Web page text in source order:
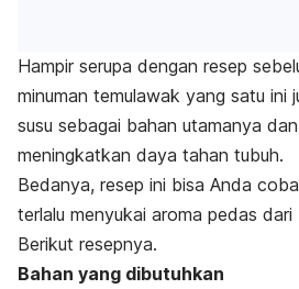
Hampir serupa dengan resep
minuman temulawak yang satu ini
susu sebagai bahan utamanya
meningkatkan daya tahan tubuh.
Bedanya, resep ini bisa Anda
terlalu menyukai aroma pedas
Berikut resepnya.
Bahan yang dibutuhkan